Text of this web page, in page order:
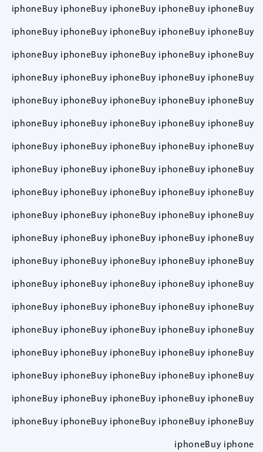
iphoneBuy iphoneBuy iphoneBuy iphoneBuy iphoneBuy
iphoneBuy iphoneBuy iphoneBuy iphoneBuy iphoneBuy
iphoneBuy iphoneBuy iphoneBuy iphoneBuy iphoneBuy
iphoneBuy iphoneBuy iphoneBuy iphoneBuy iphoneBuy
iphoneBuy iphoneBuy iphoneBuy iphoneBuy iphoneBuy
iphoneBuy iphoneBuy iphoneBuy iphoneBuy iphoneBuy
iphoneBuy iphoneBuy iphoneBuy iphoneBuy iphoneBuy
iphoneBuy iphoneBuy iphoneBuy iphoneBuy iphoneBuy
iphoneBuy iphoneBuy iphoneBuy iphoneBuy iphoneBuy
iphoneBuy iphoneBuy iphoneBuy iphoneBuy iphoneBuy
iphoneBuy iphoneBuy iphoneBuy iphoneBuy iphoneBuy
iphoneBuy iphoneBuy iphoneBuy iphoneBuy iphoneBuy
iphoneBuy iphoneBuy iphoneBuy iphoneBuy iphoneBuy
iphoneBuy iphoneBuy iphoneBuy iphoneBuy iphoneBuy
iphoneBuy iphoneBuy iphoneBuy iphoneBuy iphoneBuy
iphoneBuy iphoneBuy iphoneBuy iphoneBuy iphoneBuy
iphoneBuy iphoneBuy iphoneBuy iphoneBuy iphoneBuy
iphoneBuy iphoneBuy iphoneBuy iphoneBuy iphoneBuy
iphoneBuy iphoneBuy iphoneBuy iphoneBuy iphoneBuy
iphoneBuy iphone